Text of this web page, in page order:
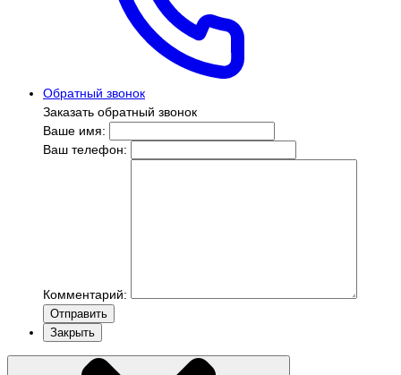
Обратный звонок
Заказать обратный звонок
Ваше имя:
Ваш телефон:
Комментарий:
Отправить
Закрыть